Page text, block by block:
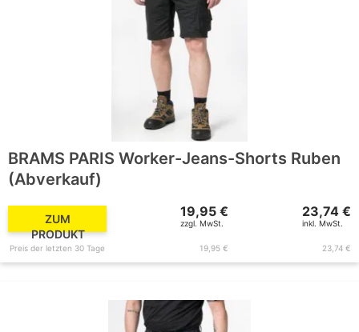
BRAMS PARIS Worker-Jeans-Shorts Ruben
(Abverkauf)
ZUM
PRODUKT
19,95 €
zzgl. MwSt.
23,74 €
inkl. MwSt.
Preis der letzten 30 Tage 19,95 € 23,74 €